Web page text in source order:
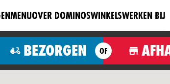
MENUOVER DOMINOSWINKELSWERKEN BIJ
BEZORGEN OF